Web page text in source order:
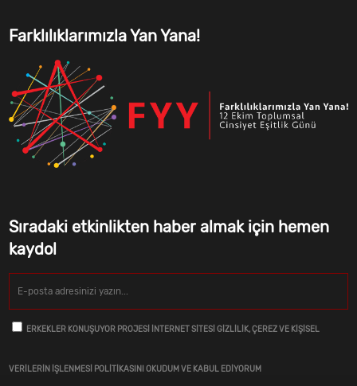
Farklılıklarımızla Yan Yana!
Sıradaki etkinlikten haber almak için hemen
kaydol
ERKEKLER KONUŞUYOR PROJESI İNTERNET SITESI GIZLILIK, ÇEREZ VE KIŞISEL
VERILERIN İŞLENMESI POLITIKASINI OKUDUM VE KABUL EDIYORUM